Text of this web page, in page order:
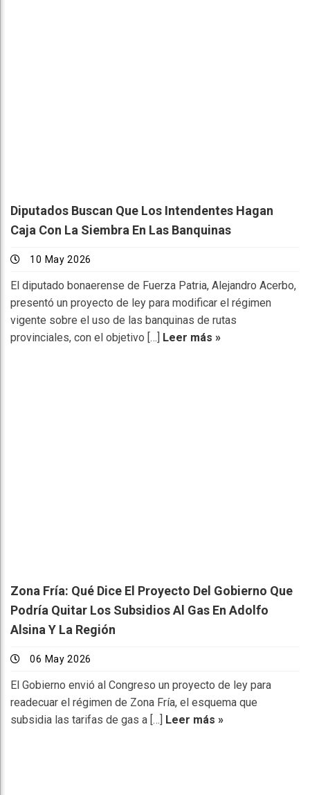
Diputados Buscan Que Los Intendentes Hagan
Caja Con La Siembra En Las Banquinas
10 May 2026
El diputado bonaerense de Fuerza Patria, Alejandro Acerbo,
presentó un proyecto de ley para modificar el régimen
vigente sobre el uso de las banquinas de rutas
provinciales, con el objetivo […]
Leer más »
Zona Fría: Qué Dice El Proyecto Del Gobierno Que
Podría Quitar Los Subsidios Al Gas En Adolfo
Alsina Y La Región
06 May 2026
El Gobierno envió al Congreso un proyecto de ley para
readecuar el régimen de Zona Fría, el esquema que
subsidia las tarifas de gas a […] Leer más »